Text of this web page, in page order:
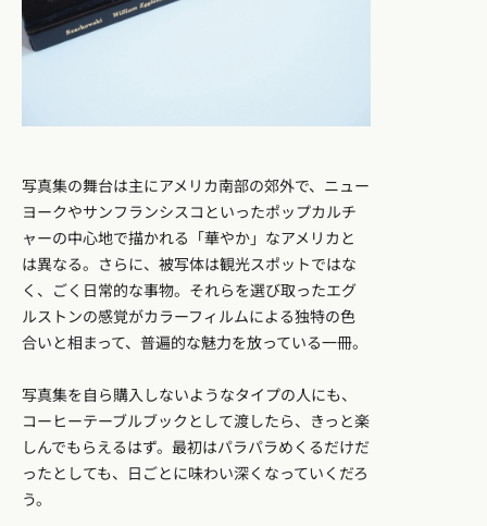
写真集の舞台は主にアメリカ南部の郊外で、ニュー
ヨークやサンフランシスコといったポップカルチ
ャーの中心地で描かれる「華やか」なアメリカと
は異なる。さらに、被写体は観光スポットではな
く、ごく日常的な事物。それらを選び取ったエグ
ルストンの感覚がカラーフィルムによる独特の色
合いと相まって、普遍的な魅力を放っている一冊。
写真集を自ら購入しないようなタイプの人にも、
コーヒーテーブルブックとして渡したら、きっと楽
しんでもらえるはず。最初はパラパラめくるだけだ
ったとしても、日ごとに味わい深くなっていくだろ
う。